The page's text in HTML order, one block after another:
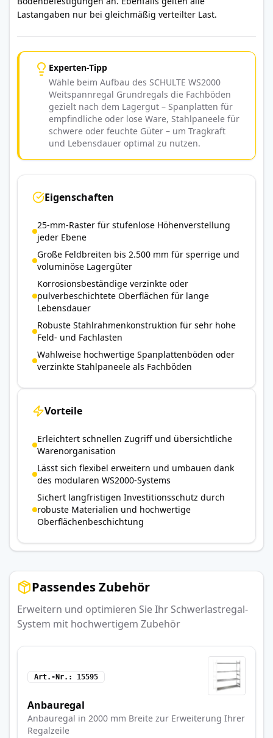
Lastangaben nur bei gleichmäßig verteilter Last.
Experten-Tipp
Wähle beim Aufbau des SCHULTE WS2000
Weitspannregal Grundregals die Fachböden
gezielt nach dem Lagergut – Spanplatten für
empfindliche oder lose Ware, Stahlpaneele für
schwere oder feuchte Güter – um Tragkraft
und Lebensdauer optimal zu nutzen.
Eigenschaften
25-mm-Raster für stufenlose Höhenverstellung
jeder Ebene
Große Feldbreiten bis 2.500 mm für sperrige und
voluminöse Lagergüter
Korrosionsbeständige verzinkte oder
pulverbeschichtete Oberflächen für lange
Lebensdauer
Robuste Stahlrahmenkonstruktion für sehr hohe
Feld- und Fachlasten
Wahlweise hochwertige Spanplattenböden oder
verzinkte Stahlpaneele als Fachböden
Vorteile
Erleichtert schnellen Zugriff und übersichtliche
Warenorganisation
Lässt sich flexibel erweitern und umbauen dank
des modularen WS2000-Systems
Sichert langfristigen Investitionsschutz durch
robuste Materialien und hochwertige
Oberflächenbeschichtung
Passendes Zubehör
Erweitern und optimieren Sie Ihr Schwerlastregal-
System mit hochwertigem Zubehör
Art.-Nr. 15595
Anbauregal
Anbauregal in 2000 mm Breite zur Erweiterung Ihrer
Regalzeile